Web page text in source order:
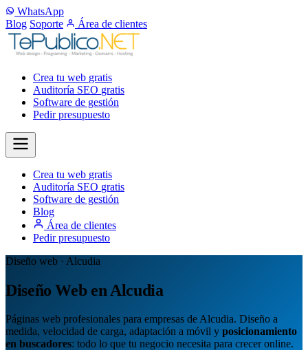
WhatsApp
Blog Soporte Área de clientes
Crea tu web gratis
Auditoría SEO gratis
Software de gestión
Pedir presupuesto
Crea tu web gratis
Auditoría SEO gratis
Software de gestión
Blog
Área de clientes
Pedir presupuesto
Diseño web · Alcudia
Diseño Web en Alcudia
Páginas web profesionales para empresas de Alcudia. Diseño a
medida, velocidad de carga, adaptación a móvil y posicionamiento
en buscadores: todo lo que tu negocio necesita para crecer online.